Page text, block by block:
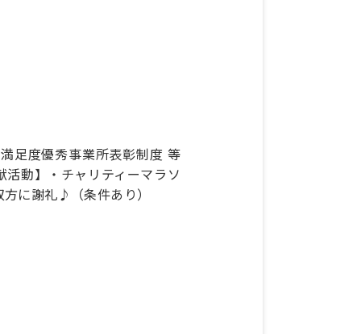
足度優秀事業所表彰制度 等
動】・チャリティーマラソ
に謝礼♪（条件あり）